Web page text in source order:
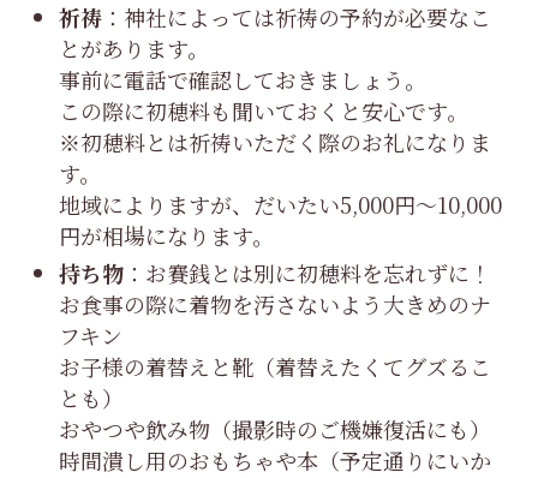
祈祷 ：神社によっては祈祷の予約が必要なこ
とがあります。
事前に電話で確認しておきましょう。
この際に初穂料も聞いておくと安心です。
※初穂料とは祈祷いただく際のお礼になりま
す。
地域によりますが、だいたい5,000円〜10,000
円が相場になります。
持ち物 ：お賽銭とは別に初穂料を忘れずに！
お食事の際に着物を汚さないよう大きめのナ
フキン
お子様の着替えと靴（着替えたくてグズるこ
とも）
おやつや飲み物（撮影時のご機嫌復活にも）
時間潰し用のおもちゃや本（予定通りにいか